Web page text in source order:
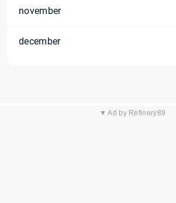
november
december
▼ Ad by Refinery89